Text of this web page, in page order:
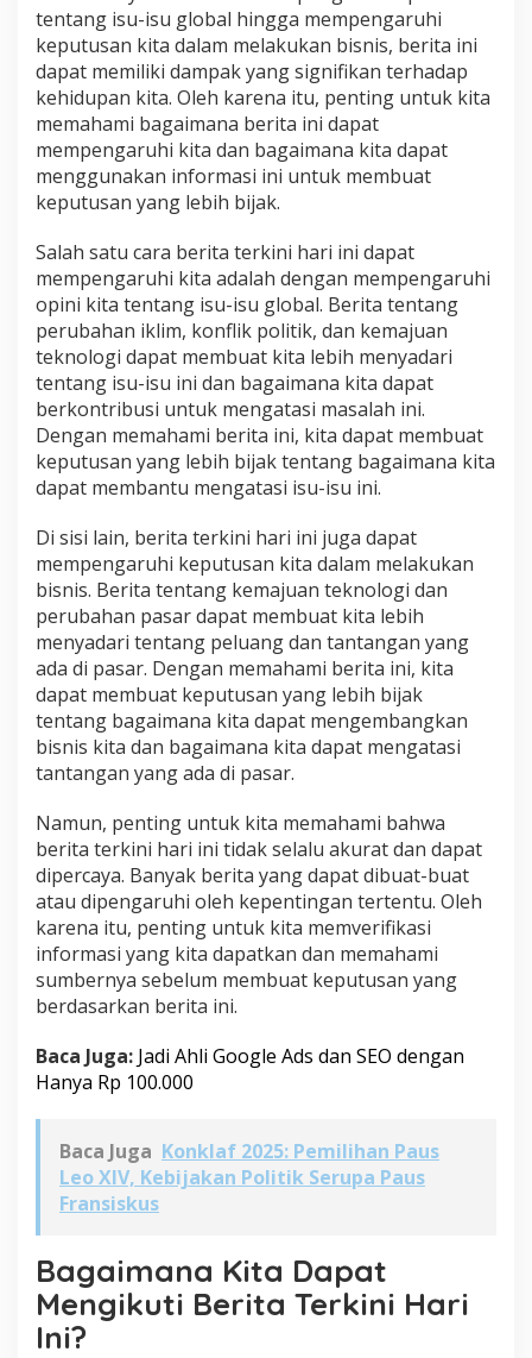
tentang isu-isu global hingga mempengaruhi
keputusan kita dalam melakukan bisnis, berita ini
dapat memiliki dampak yang signifikan terhadap
kehidupan kita. Oleh karena itu, penting untuk kita
memahami bagaimana berita ini dapat
mempengaruhi kita dan bagaimana kita dapat
menggunakan informasi ini untuk membuat
keputusan yang lebih bijak.
Salah satu cara berita terkini hari ini dapat
mempengaruhi kita adalah dengan mempengaruhi
opini kita tentang isu-isu global. Berita tentang
perubahan iklim, konflik politik, dan kemajuan
teknologi dapat membuat kita lebih menyadari
tentang isu-isu ini dan bagaimana kita dapat
berkontribusi untuk mengatasi masalah ini.
Dengan memahami berita ini, kita dapat membuat
keputusan yang lebih bijak tentang bagaimana kita
dapat membantu mengatasi isu-isu ini.
Di sisi lain, berita terkini hari ini juga dapat
mempengaruhi keputusan kita dalam melakukan
bisnis. Berita tentang kemajuan teknologi dan
perubahan pasar dapat membuat kita lebih
menyadari tentang peluang dan tantangan yang
ada di pasar. Dengan memahami berita ini, kita
dapat membuat keputusan yang lebih bijak
tentang bagaimana kita dapat mengembangkan
bisnis kita dan bagaimana kita dapat mengatasi
tantangan yang ada di pasar.
Namun, penting untuk kita memahami bahwa
berita terkini hari ini tidak selalu akurat dan dapat
dipercaya. Banyak berita yang dapat dibuat-buat
atau dipengaruhi oleh kepentingan tertentu. Oleh
karena itu, penting untuk kita memverifikasi
informasi yang kita dapatkan dan memahami
sumbernya sebelum membuat keputusan yang
berdasarkan berita ini.
Baca Juga: Jadi Ahli Google Ads dan SEO dengan
Hanya Rp 100.000
Baca Juga Konklaf 2025: Pemilihan Paus
Leo XIV, Kebijakan Politik Serupa Paus
Fransiskus
Bagaimana Kita Dapat
Mengikuti Berita Terkini Hari
Ini?